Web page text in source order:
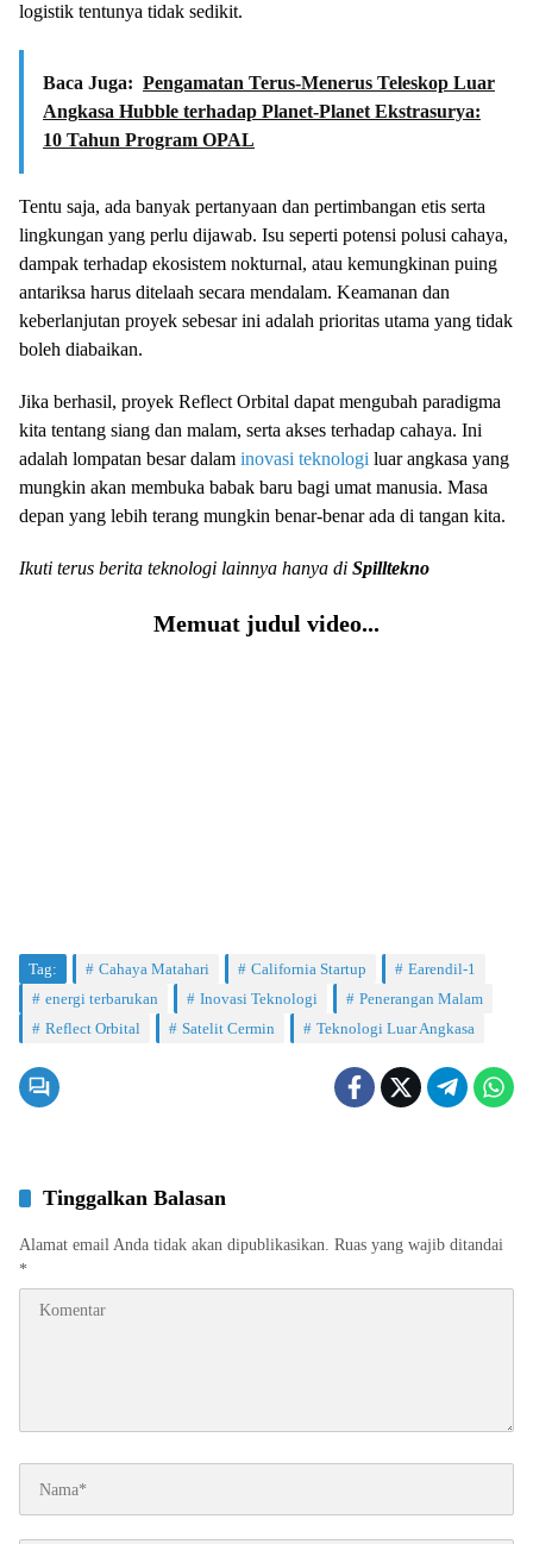
logistik tentunya tidak sedikit.
Baca Juga: Pengamatan Terus-Menerus Teleskop Luar
Angkasa Hubble terhadap Planet-Planet Ekstrasurya:
10 Tahun Program OPAL
Tentu saja, ada banyak pertanyaan dan pertimbangan etis serta
lingkungan yang perlu dijawab. Isu seperti potensi polusi cahaya,
dampak terhadap ekosistem nokturnal, atau kemungkinan puing
antariksa harus ditelaah secara mendalam. Keamanan dan
keberlanjutan proyek sebesar ini adalah prioritas utama yang tidak
boleh diabaikan.
Jika berhasil, proyek Reflect Orbital dapat mengubah paradigma
kita tentang siang dan malam, serta akses terhadap cahaya. Ini
adalah lompatan besar dalam inovasi teknologi luar angkasa yang
mungkin akan membuka babak baru bagi umat manusia. Masa
depan yang lebih terang mungkin benar-benar ada di tangan kita.
Ikuti terus berita teknologi lainnya hanya di Spilltekno
Memuat judul video...
Tag: Cahaya Matahari California Startup
Earendil-1
energi terbarukan
Inovasi Teknologi
Penerangan Malam
Reflect Orbital
Satelit Cermin Teknologi Luar Angkasa
Tinggalkan Balasan
Alamat email Anda tidak akan dipublikasikan. Ruas yang wajib ditandai
*